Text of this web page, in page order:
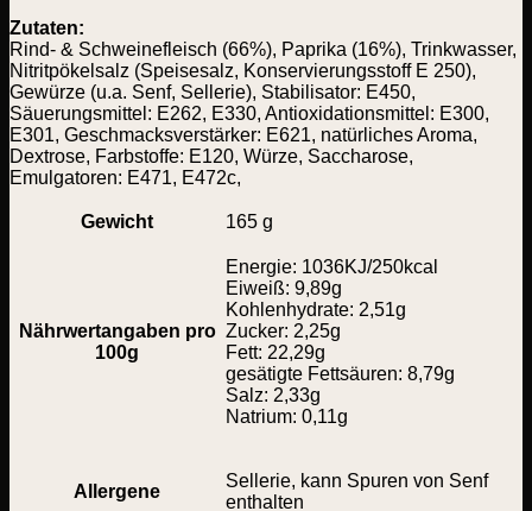
Zutaten:
Rind- & Schweinefleisch (66%), Paprika (16%), Trinkwasser,
Nitritpökelsalz (Speisesalz, Konservierungsstoff E 250),
Gewürze (u.a. Senf, Sellerie), Stabilisator: E450,
Säuerungsmittel: E262, E330, Antioxidationsmittel: E300,
E301, Geschmacksverstärker: E621, natürliches Aroma,
Dextrose, Farbstoffe: E120, Würze, Saccharose,
Emulgatoren: E471, E472c,
Gewicht 165 g
Nährwertangaben pro
100g
Energie: 1036KJ/250kcal
Eiweiß: 9,89g
Kohlenhydrate: 2,51g
Zucker: 2,25g
Fett: 22,29g
gesätigte Fettsäuren: 8,79g
Salz: 2,33g
Natrium: 0,11g
Allergene
Sellerie, kann Spuren von Senf
enthalten